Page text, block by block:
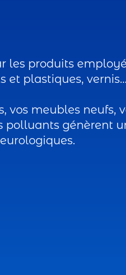
les produits
plastiques,
vos meubles
polluants génèrent